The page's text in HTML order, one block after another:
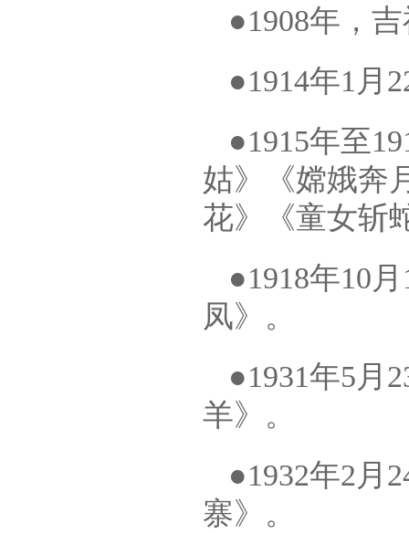
●1908年，
●1914年1月
●1915年至
姑》《嫦娥奔
花》《童女斩
●1918年10
凤》。
●1931年5月
羊》。
●1932年2月
寨》。